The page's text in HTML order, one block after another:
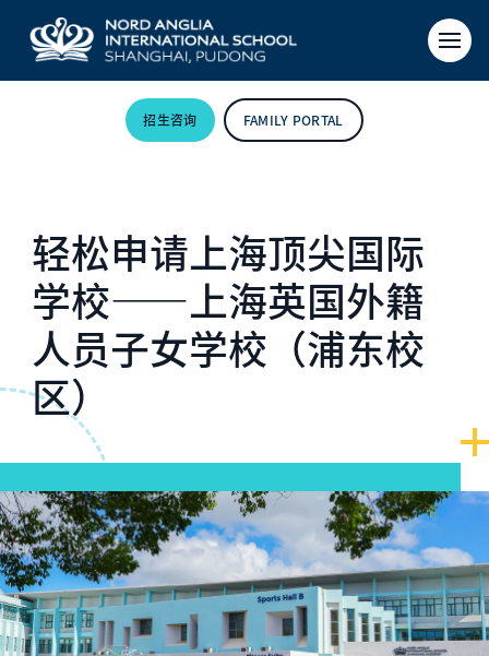
招生咨询 FAMILY PORTAL
轻松申请上海顶尖国际
学校——上海英国外籍
人员子女学校（浦东校
区）
Hero article image